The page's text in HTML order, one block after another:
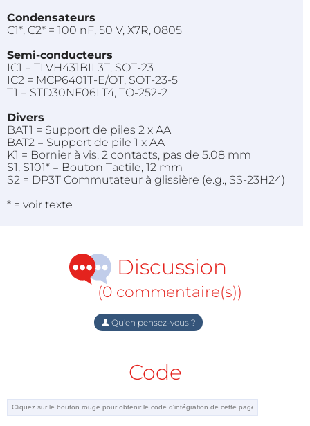
Condensateurs
C1*, C2* = 100 nF, 50 V, X7R, 0805
Semi-conducteurs
IC1 = TLVH431BIL3T, SOT-23
IC2 = MCP6401T-E/OT, SOT-23-5
T1 = STD30NF06LT4, TO-252-2
Divers
BAT1 = Support de piles 2 x AA
BAT2 = Support de pile 1 x AA
K1 = Bornier à vis, 2 contacts, pas de 5.08 mm
S1, S101* = Bouton Tactile, 12 mm
S2 = DP3T Commutateur à glissière (e.g., SS-23H24)
* = voir texte
Discussion
(0 commentaire(s))
Qu'en pensez-vous ?
Code